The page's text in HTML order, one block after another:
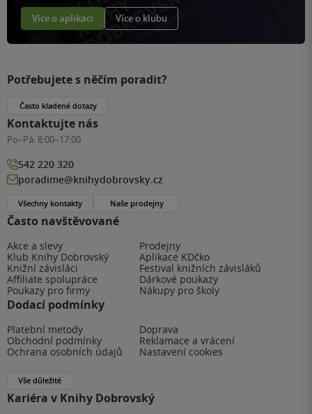
Více o aplikaci Více o klubu
Často navštěvované
Akce a slevy
Prodejny
Klub Knihy Dobrovský
Aplikace KDčko
Knižní závisláci
Festival knižních závisláků
Affiliate spolupráce
Dárkové poukazy
Poukazy pro firmy
Nákupy pro školy
Dodací podmínky
Platební metody
Doprava
Obchodní podmínky
Reklamace a vrácení
Ochrana osobních údajů
Nastavení cookies
Vše důležité
Kariéra v Knihy Dobrovský
Potřebujete s něčím poradit?
Často kladené dotazy
Kontaktujte nás
Po–Pá: 8:00–17:00
542 220 320
poradime@knihydobrovsky.cz
Všechny kontakty Naše prodejny